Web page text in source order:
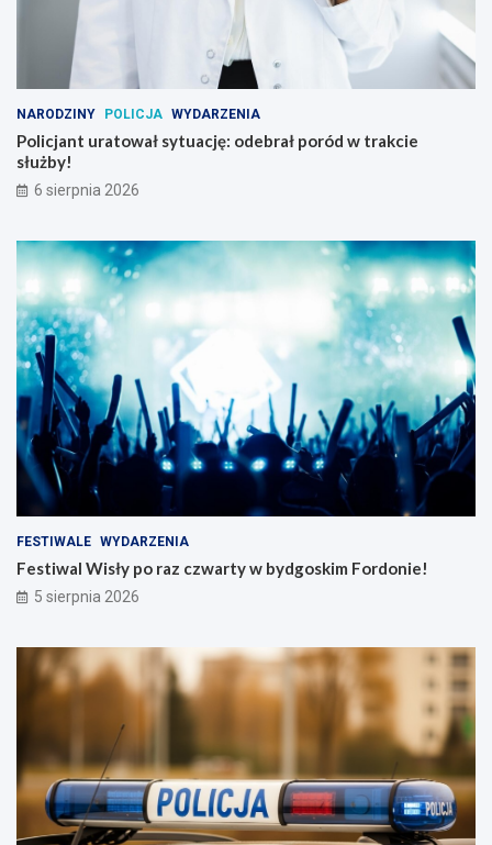
NARODZINY POLICJA WYDARZENIA
Policjant uratował sytuację: odebrał poród w trakcie
służby!
6 sierpnia 2026
FESTIWALE WYDARZENIA
Festiwal Wisły po raz czwarty w bydgoskim Fordonie!
5 sierpnia 2026